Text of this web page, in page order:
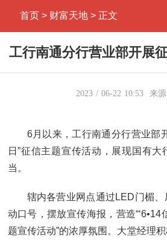
首页 > 财富天地 > 正文
工行南通分行营业部开展
2023 06-22 10:53 来源
6月以来，工行南通分行营业部
日”征信主题宣传活动，展现国有大
当。
辖内各营业网点通过LED门楣
动口号，摆放宣传海报，营造“‘6•14
题宣传活动”的浓厚氛围。大堂经理